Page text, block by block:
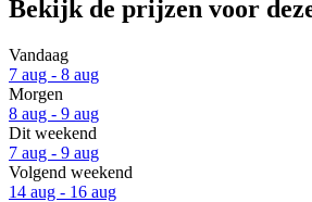
Bekijk de prijzen voor
Vandaag
7 aug - 8 aug
Morgen
8 aug - 9 aug
Dit weekend
7 aug - 9 aug
Volgend weekend
14 aug - 16 aug